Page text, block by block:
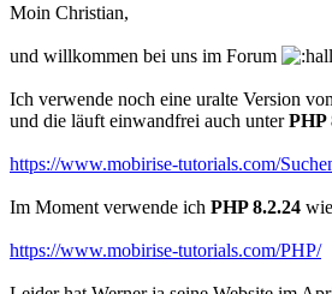
Moin Christian,
und willkommen bei uns im Forum
Ich verwende noch eine uralte Version
und die läuft einwandfrei auch unterPHP
https://www.mobirise-tutorials.com/
Im Moment verwende ich PHP 8.2.24
https://www.mobirise-tutorials.com/PHP/